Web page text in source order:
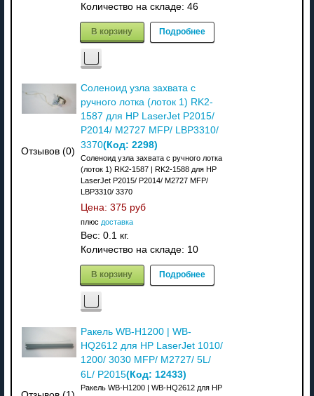
Количество на складе: 46
В корзину Подробнее
Отзывов (0)
Соленоид узла захвата с
ручного лотка (лоток 1) RK2-
1587 для HP LaserJet P2015/
P2014/ M2727 MFP/ LBP3310/
3370(Код: 2298)
Соленоид узла захвата с ручного лотка
(лоток 1) RK2-1587 | RK2-1588 для HP
LaserJet P2015/ P2014/ M2727 MFP/
LBP3310/ 3370
Цена: 375 руб
плюс доставка
Вес: 0.1 кг.
Количество на складе: 10
В корзину Подробнее
Ракель WB-H1200 | WB-
HQ2612 для HP LaserJet 1010/
1200/ 3030 MFP/ M2727/ 5L/
6L/ P2015(Код: 12433)
Ракель WB-H1200 | WB-HQ2612 для HP